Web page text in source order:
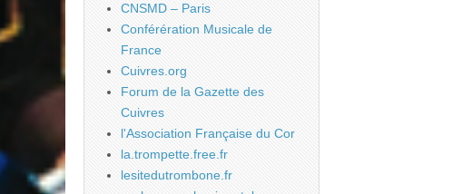
CNSMD – Paris
Conférération Musicale de
France
Cuivres.org
Forum de la Gazette des
Cuivres
l'Association Française du Cor
la.trompette.free.fr
lesitedutrombone.fr